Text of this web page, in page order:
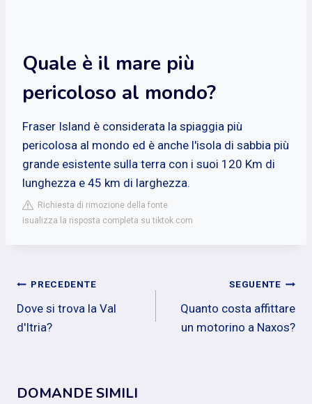
Quale è il mare più
pericoloso al mondo?
Fraser Island è considerata la spiaggia più
pericolosa al mondo ed è anche l'isola di sabbia più
grande esistente sulla terra con i suoi 120 Km di
lunghezza e 45 km di larghezza.
Richiesta di rimozione della fonte
isualizza la risposta completa su tiktok.com
Navigazione
articoli
PRECEDENTE
Dove si trova la Val
d'Itria?
SEGUENTE
Quanto costa affittare
un motorino a Naxos?
DOMANDE SIMILI